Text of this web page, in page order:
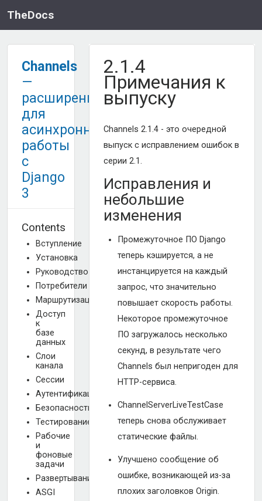
TheDocs
Channels
—
расширение
для
асинхронной
работы
с
Django
3
Contents
Вступление
Установка
Руководство
Потребители
Маршрутизация
Доступ
к
базе
данных
Слои
канала
Сессии
Аутентификация
Безопасность
Тестирование
Рабочие
и
фоновые
задачи
Развертывание
ASGI
2.1.4
Примечания к
выпуску
Channels 2.1.4 - это очередной
выпуск с исправлением ошибок в
серии 2.1.
Исправления и
небольшие
изменения
Промежуточное ПО Django
теперь кэшируется, а не
инстанцируется на каждый
запрос, что значительно
повышает скорость работы.
Некоторое промежуточное
ПО загружалось несколько
секунд, в результате чего
Channels был непригоден для
HTTP-сервиса.
ChannelServerLiveTestCase
теперь снова обслуживает
статические файлы.
Улучшено сообщение об
ошибке, возникающей из-за
плохих заголовков Origin.